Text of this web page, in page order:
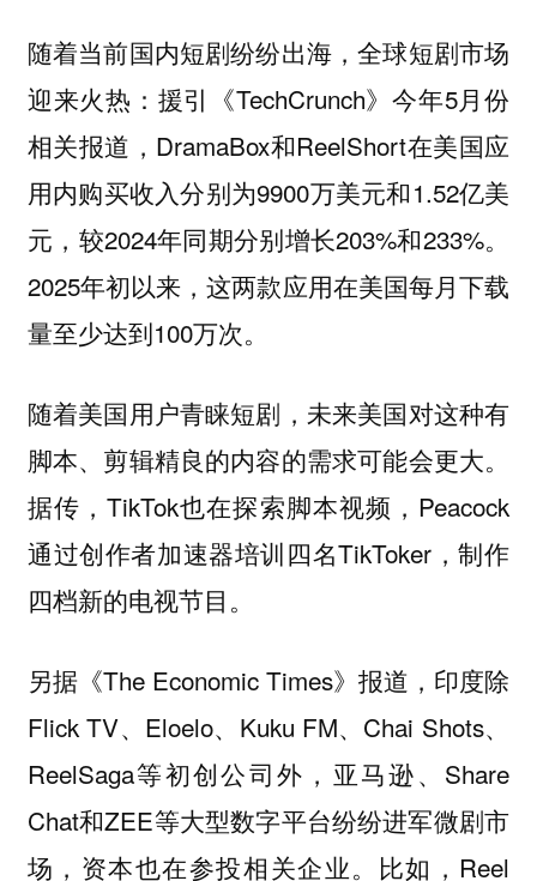
随着当前国内短剧纷纷出海，全球短剧市场
迎来火热：援引《TechCrunch》今年5月份
相关报道，DramaBox和ReelShort在美国应
用内购买收入分别为9900万美元和1.52亿美
元，较2024年同期分别增长203%和233%。
2025年初以来，这两款应用在美国每月下载
量至少达到100万次。
随着美国用户青睐短剧，未来美国对这种有
脚本、剪辑精良的内容的需求可能会更大。
据传，TikTok也在探索脚本视频，Peacock
通过创作者加速器培训四名TikToker，制作
四档新的电视节目。
另据《The Economic Times》报道，印度除
Flick TV、Eloelo、Kuku FM、Chai Shots、
ReelSaga等初创公司外，亚马逊、Share
Chat和ZEE等大型数字平台纷纷进军微剧市
场，资本也在参投相关企业。比如，Reel